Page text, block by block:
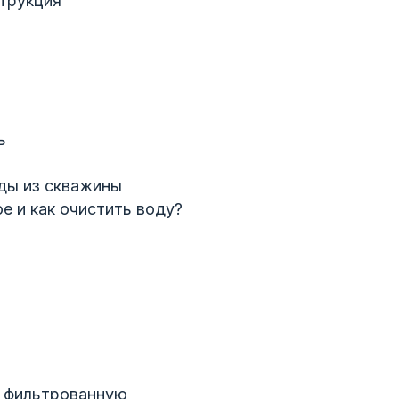
из скважины
и как очистить воду?